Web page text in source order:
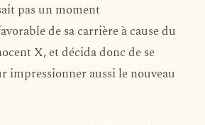
pas un moment
de sa carrière à cause du
X, et décida donc de se
impressionner aussi le nouveau